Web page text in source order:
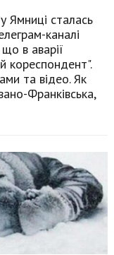
Ямниці сталась
каналі
в аварії
кореспондент".
та відео. Як
Франківська,